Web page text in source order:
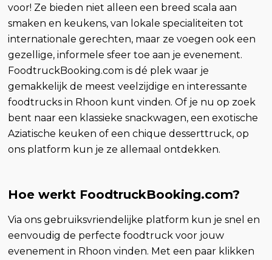
voor! Ze bieden niet alleen een breed scala aan
smaken en keukens, van lokale specialiteiten tot
internationale gerechten, maar ze voegen ook een
gezellige, informele sfeer toe aan je evenement.
FoodtruckBooking.com is dé plek waar je
gemakkelijk de meest veelzijdige en interessante
foodtrucks in Rhoon kunt vinden. Of je nu op zoek
bent naar een klassieke snackwagen, een exotische
Aziatische keuken of een chique desserttruck, op
ons platform kun je ze allemaal ontdekken.
Hoe werkt FoodtruckBooking.com?
Via ons gebruiksvriendelijke platform kun je snel en
eenvoudig de perfecte foodtruck voor jouw
evenement in Rhoon vinden. Met een paar klikken